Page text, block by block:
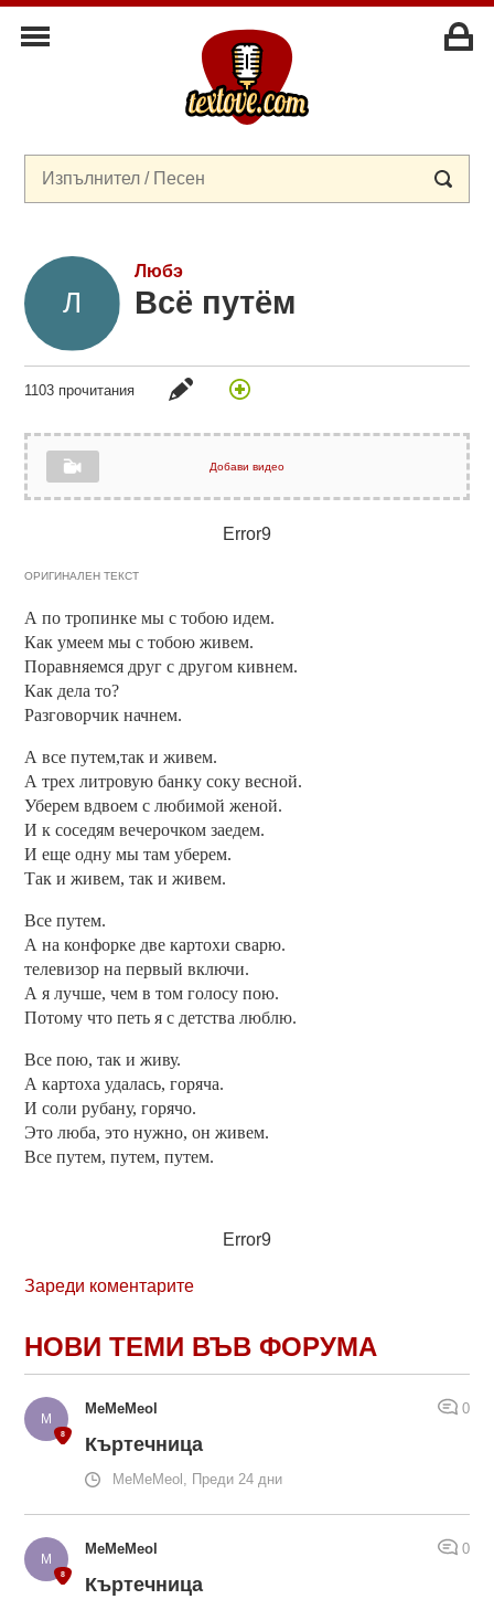
Любэ
Всё путём
1103 прочитания
Добави видео
Error9
ОРИГИНАЛЕН ТЕКСТ
А по тропинке мы с тобою идем.
Как умеем мы с тобою живем.
Поравняемся друг с другом кивнем.
Как дела то?
Разговорчик начнем.
А все путем,так и живем.
А трех литровую банку соку весной.
Уберем вдвоем с любимой женой.
И к соседям вечерочком заедем.
И еще одну мы там уберем.
Так и живем, так и живем.
Все путем.
А на конфорке две картохи сварю.
телевизор на первый включи.
А я лучше, чем в том голосу пою.
Потому что петь я с детства люблю.
Все пою, так и живу.
А картоха удалась, горяча.
И соли рубану, горячо.
Это люба, это нужно, он живем.
Все путем, путем, путем.
Error9
Зареди коментарите
НОВИ ТЕМИ ВЪВ ФОРУМА
MeMeMeol 0
Къртечница
MeMeMeol, Преди 24 дни
MeMeMeol 0
Къртечница